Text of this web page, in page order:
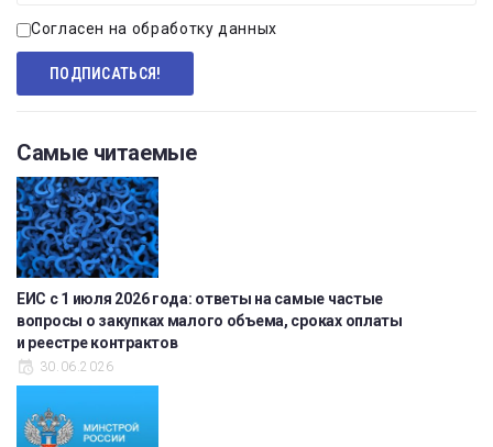
Согласен на обработку данных
Самые читаемые
ЕИС с 1 июля 2026 года: ответы на самые частые
вопросы о закупках малого объема, сроках оплаты
и реестре контрактов
30.06.2026